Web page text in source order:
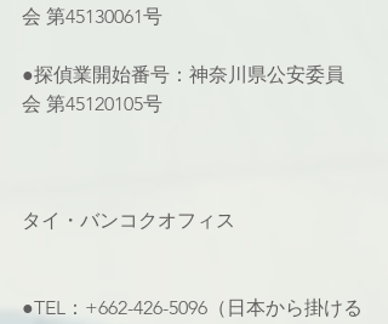
会 第45130061号
●探偵業開始番号：神奈川県公安委員
会 第45120105号
タイ・バンコクオフィス
●TEL：+662-426-5096（日本から掛ける